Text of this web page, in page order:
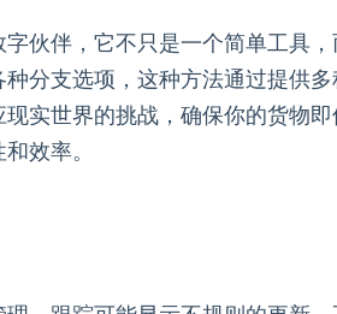
伙伴，它不只是一个简单工具
分支选项，这种方法通过提供
实世界的挑战，确保你的货物
效率。